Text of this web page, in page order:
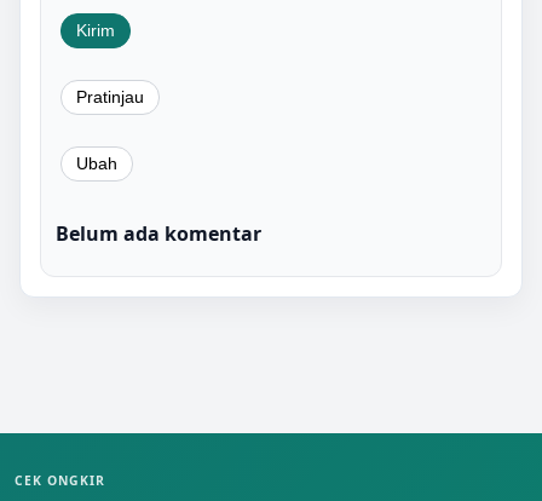
Belum ada komentar
CEK ONGKIR